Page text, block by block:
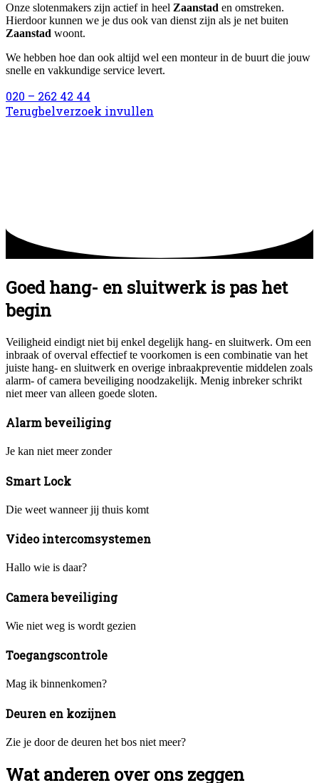
Onze slotenmakers zijn actief in heel Zaanstad en omstreken.
Hierdoor kunnen we je dus ook van dienst zijn als je net buiten
Zaanstad woont.
We hebben hoe dan ook altijd wel een monteur in de buurt die jouw
snelle en vakkundige service levert.
020 – 262 42 44
Terugbelverzoek invullen
Goed hang- en sluitwerk is pas het
begin
Veiligheid eindigt niet bij enkel degelijk hang- en sluitwerk. Om een
inbraak of overval effectief te voorkomen is een combinatie van het
juiste hang- en sluitwerk en overige inbraakpreventie middelen zoals
alarm- of camera beveiliging noodzakelijk. Menig inbreker schrikt
niet meer van alleen goede sloten.
Alarm beveiliging
Je kan niet meer zonder
Smart Lock
Die weet wanneer jij thuis komt
Video intercomsystemen
Hallo wie is daar?
Camera beveiliging
Wie niet weg is wordt gezien
Toegangscontrole
Mag ik binnenkomen?
Deuren en kozijnen
Zie je door de deuren het bos niet meer?
Wat anderen over ons zeggen